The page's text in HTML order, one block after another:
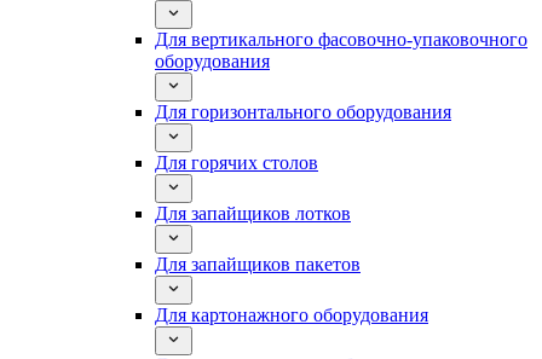
Для вертикального фасовочно-упаковочного
оборудования
Для горизонтального оборудования
Для горячих столов
Для запайщиков лотков
Для запайщиков пакетов
Для картонажного оборудования